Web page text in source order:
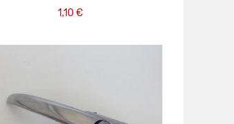
1,10 €
Ajouter Au Panier